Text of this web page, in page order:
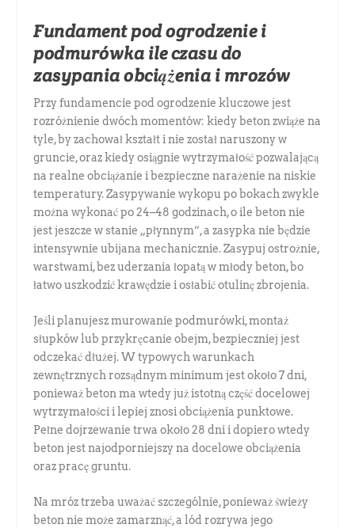
Fundament pod ogrodzenie i
podmurówka ile czasu do
zasypania obciążenia i mrozów
Przy fundamencie pod ogrodzenie kluczowe jest
rozróżnienie dwóch momentów: kiedy beton zwiąże na
tyle, by zachował kształt i nie został naruszony w
gruncie, oraz kiedy osiągnie wytrzymałość pozwalającą
na realne obciążanie i bezpieczne narażenie na niskie
temperatury. Zasypywanie wykopu po bokach zwykle
można wykonać po 24–48 godzinach, o ile beton nie
jest jeszcze w stanie „płynnym”, a zasypka nie będzie
intensywnie ubijana mechanicznie. Zasypuj ostrożnie,
warstwami, bez uderzania łopatą w młody beton, bo
łatwo uszkodzić krawędzie i osłabić otulinę zbrojenia.
Jeśli planujesz murowanie podmurówki, montaż
słupków lub przykręcanie obejm, bezpieczniej jest
odczekać dłużej. W typowych warunkach
zewnętrznych rozsądnym minimum jest około 7 dni,
ponieważ beton ma wtedy już istotną część docelowej
wytrzymałości i lepiej znosi obciążenia punktowe.
Pełne dojrzewanie trwa około 28 dni i dopiero wtedy
beton jest najodporniejszy na docelowe obciążenia
oraz pracę gruntu.
Na mróz trzeba uważać szczególnie, ponieważ świeży
beton nie może zamarznąć, a lód rozrywa jego